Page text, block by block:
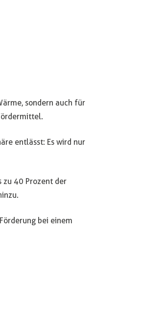
sondern auch für
entlässt: Es wird nur
zu 40 Prozent der
bei einem